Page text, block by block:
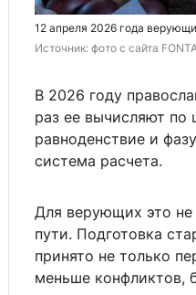
12 апреля 2026 года
Источник: фото с сайта
В 2026 году
раз ее вычисляют по
равноденствие и
система расчета.
Для верующих это не
пути. Подготовка
принято не только
меньше конфликтов,